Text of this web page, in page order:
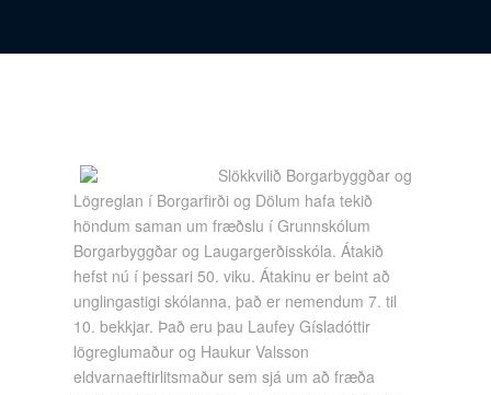
Slökkvilið Borgarbyggðar og
Lögreglan í Borgarfirði og Dölum hafa tekið
höndum saman um fræðslu í Grunnskólum
Borgarbyggðar og Laugargerðisskóla. Átakið
hefst nú í þessari 50. viku. Átakinu er beint að
unglingastigi skólanna, það er nemendum 7. til
10. bekkjar. Það eru þau Laufey Gísladóttir
lögreglumaður og Haukur Valsson
eldvarnaeftirlitsmaður sem sjá um að fræða